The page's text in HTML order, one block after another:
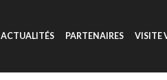
ACTUALITÉS PARTENAIRES VISITE